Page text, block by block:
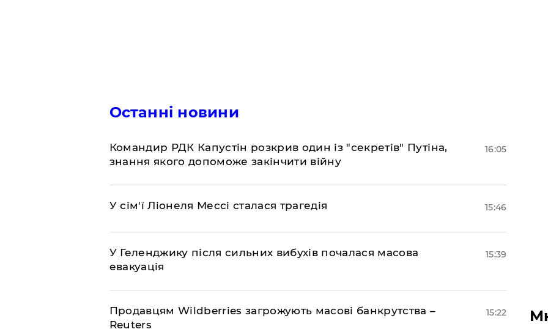
Останні новини
Командир РДК Капустін розкрив один із "секретів" Путіна,
знання якого допоможе закінчити війну
16:05
У сім'ї Ліонеля Мессі сталася трагедія 15:46
У Геленджику після сильних вибухів почалася масова
евакуація
15:39
Продавцям Wildberries загрожують масові банкрутства –
Reuters
15:22